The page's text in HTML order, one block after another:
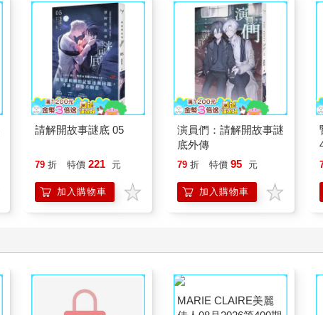
請解開故事謎底 05
79 折 特價 221 元
加入購物車
演員們：請解開故事謎
底外傳
79 折 特價 95 元
加入購物車